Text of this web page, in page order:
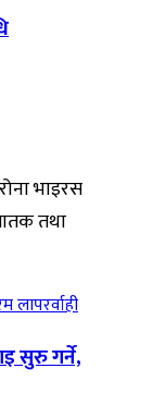
भाइरस
तथा
सुरु गर्ने,